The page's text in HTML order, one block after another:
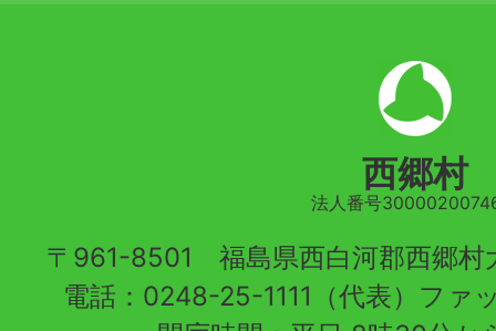
西郷村
法人番号
〒961-8501 福島県西白河郡西郷村
電話：0248-25-1111（代表）フ